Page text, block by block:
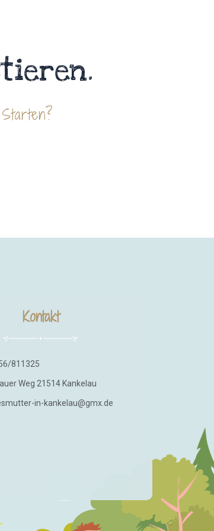
Kontakt
811325
Weg 21514 Kankelau
in-kankelau@gmx.de